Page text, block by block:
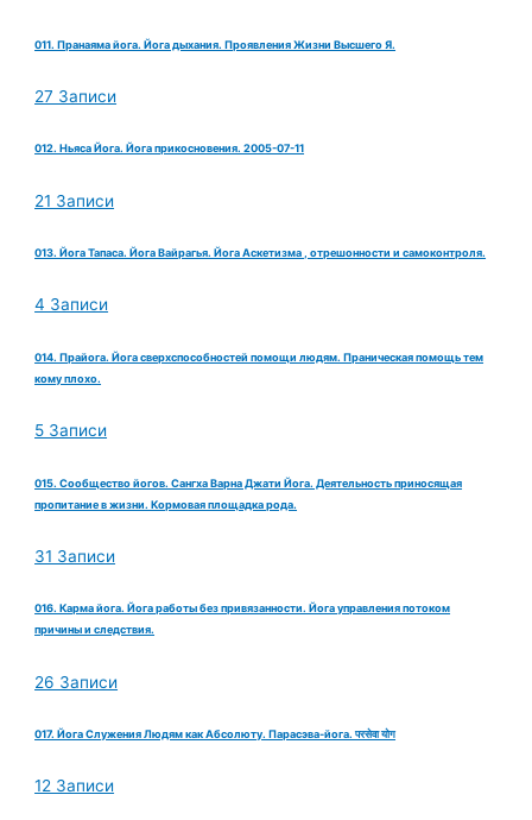
011. Пранаяма йога. Йога дыхания. Проявления Жизни Высшего Я.
27 Записи
012. Ньяса Йога. Йога прикосновения. 2005-07-11
21 Записи
013. Йога Тапаса. Йога Вайрагья. Йога Аскетизма , отрешонности и самоконтроля.
4 Записи
014. Прайога. Йога сверхспособностей помощи людям. Праническая помощь тем
кому плохо.
5 Записи
015. Сообщество йогов. Сангха Варна Джати Йога. Деятельность приносящая
пропитание в жизни. Кормовая площадка рода.
31 Записи
016. Карма йога. Йога работы без привязанности. Йога управления потоком
причины и следствия.
26 Записи
017. Йога Служения Людям как Абсолюту. Парасэва-йога. परसेवा योग
12 Записи